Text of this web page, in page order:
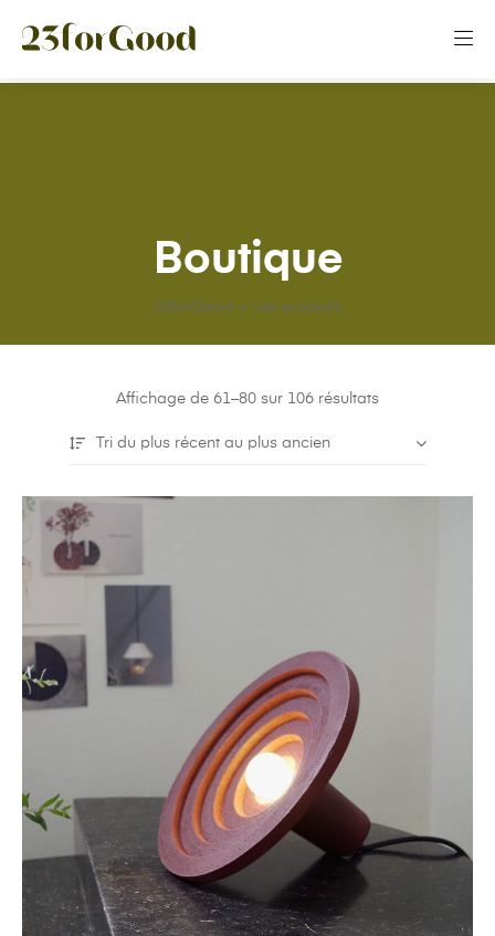
23forGood > Les produits
Boutique
Affichage de 61–80 sur 106 résultats
Tri du plus récent au plus ancien